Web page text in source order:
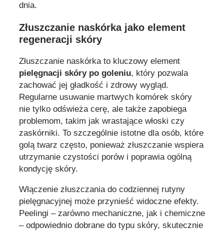
dnia.
Złuszczanie naskórka jako element
regeneracji skóry
Złuszczanie naskórka to kluczowy element
pielęgnacji skóry po goleniu, który pozwala
zachować jej gładkość i zdrowy wygląd.
Regularne usuwanie martwych komórek skóry
nie tylko odświeża cerę, ale także zapobiega
problemom, takim jak wrastające włoski czy
zaskórniki. To szczególnie istotne dla osób, które
golą twarz często, ponieważ złuszczanie wspiera
utrzymanie czystości porów i poprawia ogólną
kondycję skóry.
Włączenie złuszczania do codziennej rutyny
pielęgnacyjnej może przynieść widoczne efekty.
Peelingi – zarówno mechaniczne, jak i chemiczne
– odpowiednio dobrane do typu skóry, skutecznie